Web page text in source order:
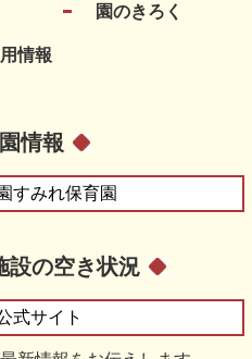
園のきろく
情報
情報
すみれ保育園
設の空き状況
式サイト